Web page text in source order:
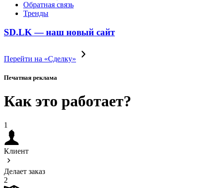
Обратная связь
Тренды
SD.LK — наш новый сайт
Перейти на «Сделку»
Печатная реклама
Как это работает?
1
Клиент
Делает заказ
2